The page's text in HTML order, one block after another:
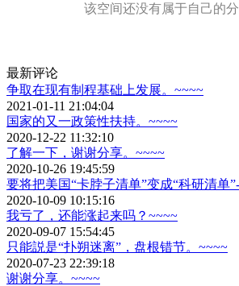
该空间还没有属于自己的分
最新评论
争取在现有制程基础上发展。~~~~
2021-01-11 21:04:04
国家的又一政策性扶持。~~~~
2020-12-22 11:32:10
了解一下，谢谢分享。~~~~
2020-10-26 19:45:59
要将把美国“卡脖子清单”变成“科研清单
2020-10-09 10:15:16
我亏了，还能涨起来吗？~~~~
2020-09-07 15:54:45
只能説是“扑朔迷离”，盘根错节。~~~~
2020-07-23 22:39:18
谢谢分享。~~~~